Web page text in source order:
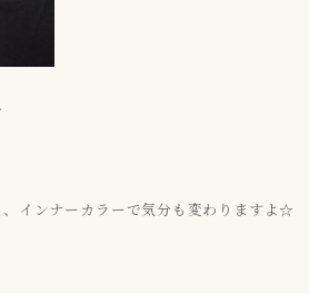
インナーカラーで気分も変わりますよ☆